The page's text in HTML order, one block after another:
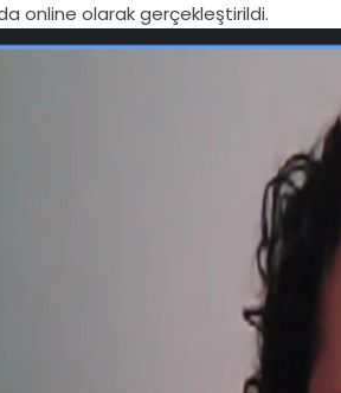
da online olarak gerçekleştirildi.